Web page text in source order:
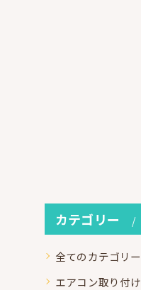
カテゴリー
全てのカテゴリー
エアコン取り付け